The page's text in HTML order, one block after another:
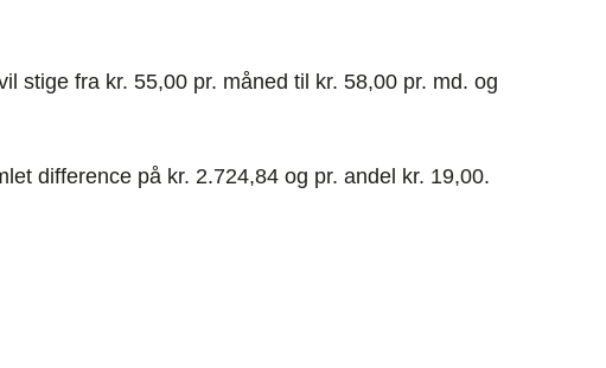
stige fra kr. 55,00 pr. måned til kr. 58,00 pr. md. og
difference på kr. 2.724,84 og pr. andel kr. 19,00.